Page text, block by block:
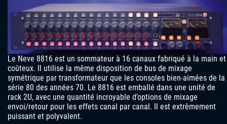
Le Neve 8816 est un sommateur à 16 canaux fabriqué à la main et
coûteux. Il utilise la même disposition de bus de mixage
symétrique par transformateur que les consoles bien-aimées de la
série 80 des années 70. Le 8816 est emballé dans une unité de
rack 2U, avec une quantité incroyable d’options de mixage
envoi/retour pour les effets canal par canal. Il est extrêmement
puissant et polyvalent.